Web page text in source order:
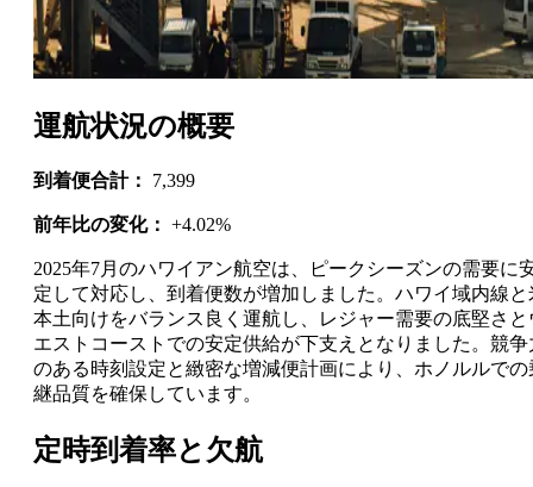
運航状況の概要
到着便合計： 7,399
前年比の変化： +4.02%
2025年7月のハワイアン航空は、ピークシーズンの需要に
定して対応し、到着便数が増加しました。ハワイ域内線と
本土向けをバランス良く運航し、レジャー需要の底堅さと
エストコーストでの安定供給が下支えとなりました。競争
のある時刻設定と緻密な増減便計画により、ホノルルでの
継品質を確保しています。
定時到着率と欠航